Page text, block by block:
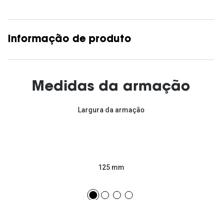
Informação de produto
Medidas da armação
Largura da armação
125 mm